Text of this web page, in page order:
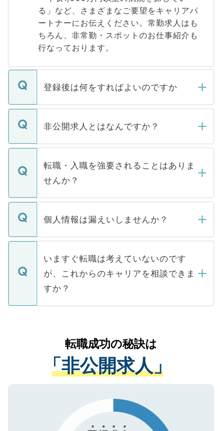
る」など、さまざまなご要望をキャリアパ
ートナーにお伝えください。常勤求人はも
ちろん、非常勤・スポットのお仕事紹介も
行なっております。
登録後は何をすればよいのですか
ご登録いただきましたら、弊社担当者がご
登録内容を確認し、その後メールもしくは
ます。通常、5営業日以内にはご連絡をせて
いただきますので、しばらくお待ちくださ
い。
非公開求人とはなんですか？
マイナビDOCTORで取り扱っている求人の
うち約3割は、Webサイトからご覧いただ
けない「非公開求人」です。非公開求人は
下記の理由によって、一般には公開してい
ません。
■応募殺到を避けるため 人気のある医療機
関を公にしてしまうと、応募が殺到する場
に、医療機関が求める条件に合った人材の
みを人材紹介会社に依頼するケースが増え
ています。
転職・入職を強要されることはありま
せんか？
転職・入職を強要することは一切ありませ
ん。また、仮に応募先から内定をいただい
定を承諾する必要はありません。内定先へ
の辞退の連絡はキャリアパートナーが行い
ますので、ご安心ください。
個人情報は漏えいしませんか？
個人情報が漏えいすることはありませんの
で、ご安心ください。当サイトからの登録
などで収集したご登録者様の個人情報は、
ご本人のキャリアアップおよび転職活動の
支援を目的に使用いたします。お預かりし
ているすべての個人データはご本人の許可
は、個人情報の取り扱いについての厳密な
管理基準を満たした事業者のみに付与され
る、プライバシーマークを取得済みです。
ご登録いただいた個人情報は、SSL（デー
で、機密保持に関してもご安心ください。
いますぐ転職は考えていないのです
が、これからのキャリアを相談できま
すか？
かがいして、現在の医療機関の状況や紹介
経験をまじえながら、適切なアドバイスを
させていただきます。すぐにご転職をされ
ない方には、長期的なサポートが可能です
ので、まずはご登録ください。
転職成功の秘訣は
「非公開求人」